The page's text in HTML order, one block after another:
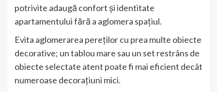
potrivite adaugă confort și identitate
apartamentului fără a aglomera spațiul.
Evita aglomerarea pereților cu prea multe obiecte
decorative; un tablou mare sau un set restrâns de
obiecte selectate atent poate fi mai eficient decât
numeroase decorațiuni mici.